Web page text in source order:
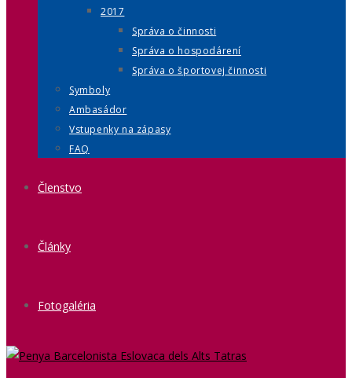
2017
Správa o činnosti
Správa o hospodárení
Správa o športovej činnosti
Symboly
Ambasádor
Vstupenky na zápasy
FAQ
Členstvo
Články
Fotogaléria